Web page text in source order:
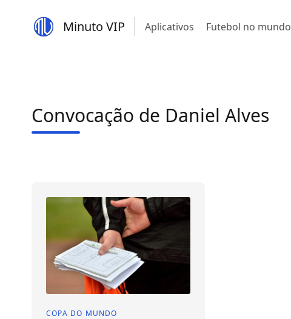
Minuto VIP Aplicativos Futebol no mundo
Convocação de Daniel Alves
COPA DO MUNDO